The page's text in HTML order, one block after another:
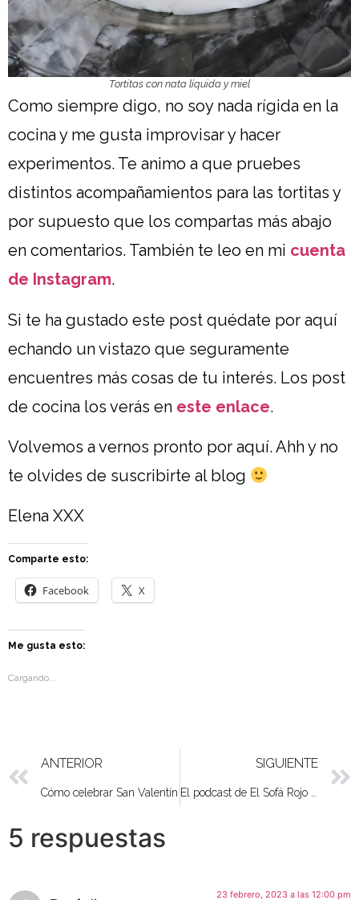
Tortitas con nata líquida y miel
Como siempre digo, no soy nada rígida en la
cocina y me gusta improvisar y hacer
experimentos. Te animo a que pruebes
distintos acompañamientos para las tortitas y
por supuesto que los compartas más abajo
en comentarios. También te leo en mi cuenta
de Instagram.
Si te ha gustado este post quédate por aquí
echando un vistazo que seguramente
encuentres más cosas de tu interés. Los post
de cocina los verás en este enlace.
Volvemos a vernos pronto por aquí. Ahh y no
te olvides de suscribirte al blog
Elena XXX
Comparte esto:
Facebook X
Me gusta esto:
Cargando...
ANTERIOR
Cómo celebrar San Valentín
SIGUIENTE
5 respuestas
23 febrero, 2023 a las 12:00 pm